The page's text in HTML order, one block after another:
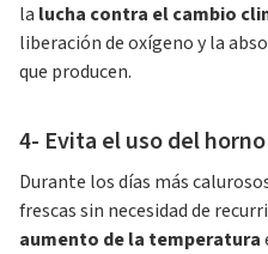
la lucha contra el cambio
liberación de oxígeno y la
que producen.
4- Evita el uso del horno
Durante los días más
frescas sin necesidad de
aumento de la temperatura